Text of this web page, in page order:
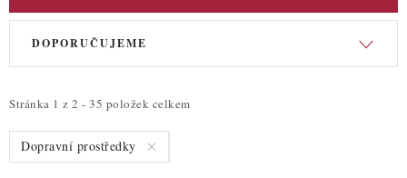
V
i
s
p
Stránka 1 z 2 - 35 položek celkem
Ř
e
n
í
DOPORUČUJEME
Dopravní prostředky